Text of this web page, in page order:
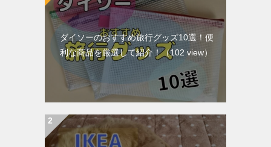
ダイソーのおすすめ旅行グッズ10選！便
利な商品を厳選して紹介！（102 view）